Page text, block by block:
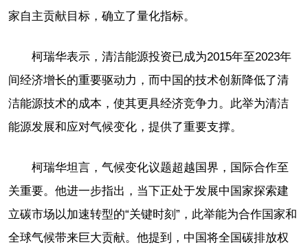
家自主贡献目标，确立了量化指标。
柯瑞华表示，清洁能源投资已成为2015年至2023年
间经济增长的重要驱动力，而中国的技术创新降低了清
洁能源技术的成本，使其更具经济竞争力。此举为清洁
能源发展和应对气候变化，提供了重要支撑。
柯瑞华坦言，气候变化议题超越国界，国际合作至
关重要。他进一步指出，当下正处于发展中国家探索建
立碳市场以加速转型的“关键时刻”，此举能为合作国家和
全球气候带来巨大贡献。他提到，中国将全国碳排放权